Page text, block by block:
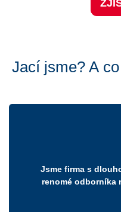
Jací jsme? A
Jsme firma s
renomé odborníka